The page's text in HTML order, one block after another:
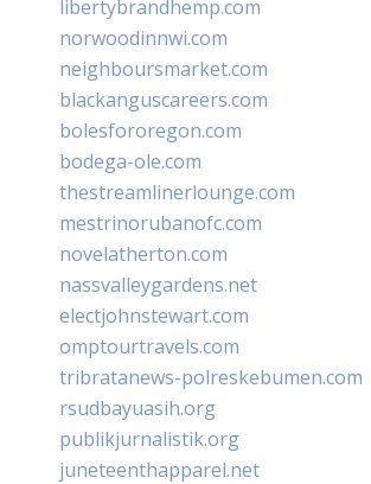
libertybrandhemp.com
norwoodinnwi.com
neighboursmarket.com
blackanguscareers.com
bolesfororegon.com
bodega-ole.com
thestreamlinerlounge.com
mestrinorubanofc.com
novelatherton.com
nassvalleygardens.net
electjohnstewart.com
omptourtravels.com
tribratanews-polreskebumen.com
rsudbayuasih.org
publikjurnalistik.org
juneteenthapparel.net